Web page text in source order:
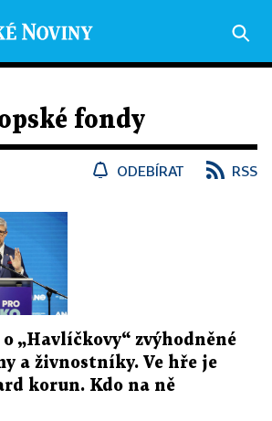
fondy
ODEBÍRAT RSS
„Havlíčkovy“ zvýhodněné
a živnostníky. Ve hře je
korun. Kdo na ně